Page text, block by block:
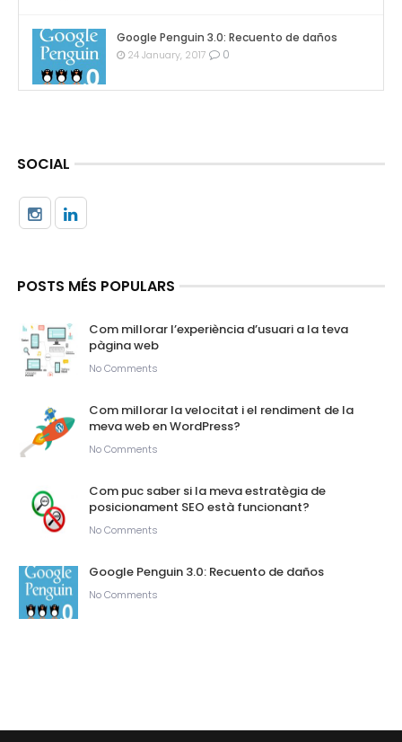
Google Penguin 3.0: Recuento de daños
24 January, 2017 0
SOCIAL
POSTS MÉS POPULARS
Com millorar l’experiència d’usuari a la teva
pàgina web
No Comments
Com millorar la velocitat i el rendiment de la
meva web en WordPress?
No Comments
Com puc saber si la meva estratègia de
posicionament SEO està funcionant?
No Comments
Google Penguin 3.0: Recuento de daños
No Comments